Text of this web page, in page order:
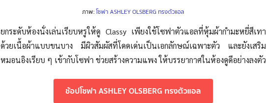
ภาพ:โซฟา ASHLEY OLSBERG ทรงตัวแอล
ยกระดับห้องนั่งเล่นเรียบหรูให้ดู Classy เพียงใช้โซฟาตัวแอลที่หุ้มผ้ากำมะหยี่สีเทา
ด้วยเนื้อผ้าแบบขนบาง มีผิวสัมผัสที่โดดเด่นเป็นเอกลักษณ์เฉพาะตัว และยังเสริม
หมอนอิงเรียบ ๆ เข้ากับโซฟา ช่วยสร้างความแพง ให้บรรยากาศในห้องดูดีอย่างลงตัว
ช้อปโซฟา ASHLEY OLSBERG ทรงตัวแอล